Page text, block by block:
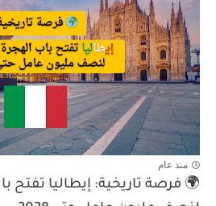
منذ عام
🌍 فرصة تاريخية: إيطاليا تفتح